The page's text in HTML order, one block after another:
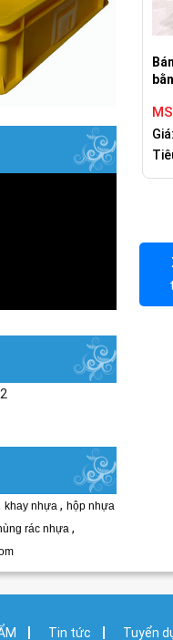
khay nhựa , hộp nhựa
rác nhựa ,
Tin tức Tuyển